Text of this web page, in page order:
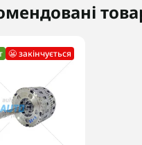
😬 закінчується